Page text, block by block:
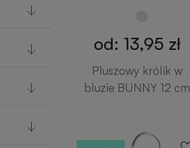
od: 13,95 zł
Pluszowy królik w
bluzie BUNNY 12 cm